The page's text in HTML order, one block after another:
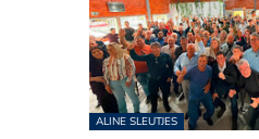
ALINE SLEUTJES